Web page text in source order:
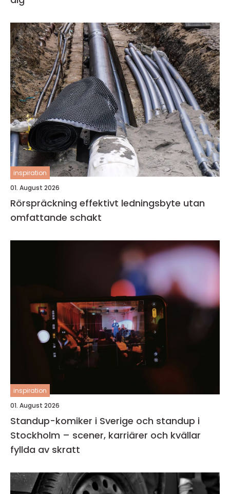
inspiration
01. August 2026
Rörspräckning effektivt ledningsbyte utan
omfattande schakt
inspiration
01. August 2026
Standup-komiker i Sverige och standup i
Stockholm – scener, karriärer och kvällar
fyllda av skratt